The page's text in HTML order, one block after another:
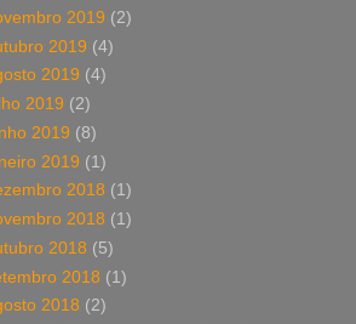
2019 (2)
2019 (4)
2019 (4)
2019 (2)
2019 (8)
2019 (1)
2018 (1)
2018 (1)
2018 (5)
2018 (1)
2018 (2)